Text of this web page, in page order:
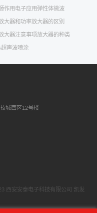
作用 电子应用 弹性体微波
大器和功率放大器的区别
大器注意事项放大器的种类
声波喷涂
城西区12号楼
西安安泰电子科技有限公司 凯发